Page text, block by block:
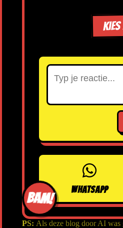
BAM!
WHATSAPP
PS: Als deze blog door AI was